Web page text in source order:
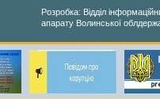
Розробка: Відділ
апарату Волинської